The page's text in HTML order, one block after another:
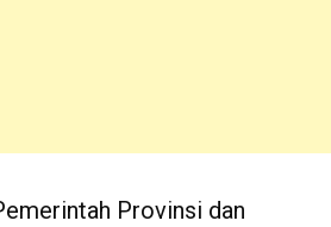
Provinsi dan